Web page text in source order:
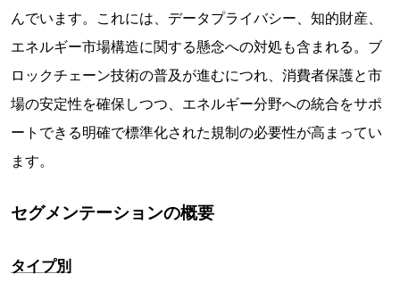
んでいます。これには、データプライバシー、知的財産、
エネルギー市場構造に関する懸念への対処も含まれる。ブ
ロックチェーン技術の普及が進むにつれ、消費者保護と市
場の安定性を確保しつつ、エネルギー分野への統合をサポ
ートできる明確で標準化された規制の必要性が高まってい
ます。
セグメンテーションの概要
タイプ別